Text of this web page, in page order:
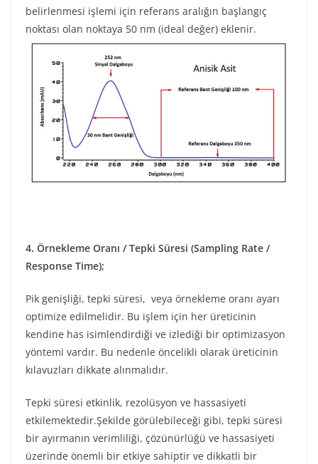
belirlenmesi işlemi için referans aralığın başlangıç
noktası olan noktaya 50 nm (ideal değer) eklenir.
4. Örnekleme Oranı / Tepki Süresi (Sampling Rate /
Response Time);
Pik genişliği, tepki süresi, veya örnekleme oranı ayarı
optimize edilmelidir. Bu işlem için her üreticinin
kendine has isimlendirdiği ve izlediği bir optimizasyon
yöntemi vardır. Bu nedenle öncelikli olarak üreticinin
kılavuzları dikkate alınmalıdır.
Tepki süresi etkinlik, rezolüsyon ve hassasiyeti
etkilemektedir.Şekilde görülebileceği gibi, tepki süresi
bir ayırmanın verimliliği, çözünürlüğü ve hassasiyeti
üzerinde önemli bir etkiye sahiptir ve dikkatli bir